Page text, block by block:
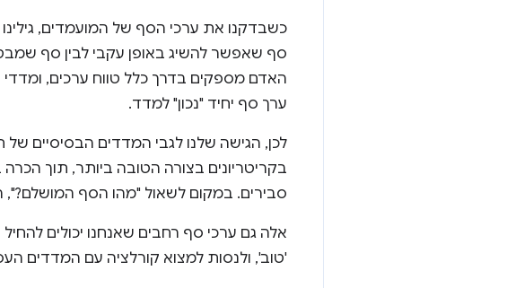
כשבדקנו את ערכי הסף של המועמדים, גילינו
סף שאפשר להשיג באופן עקבי לבין סף
האדם מספקים בדרך כלל טווח ערכים, ומדדי
ערך סף יחיד "נכון" למדד.
בקריטריונים בצורה הטובה ביותר, תוך
סבירים. במקום לשאול "מהו הסף המושלם?",
אלה גם ערכי סף רחבים שאנחנו יכולים
'טוב', ולנסות למצוא קורלציה עם המדדים